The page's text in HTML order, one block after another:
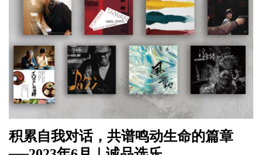
积累自我对话，共谱鸣动生命的篇章